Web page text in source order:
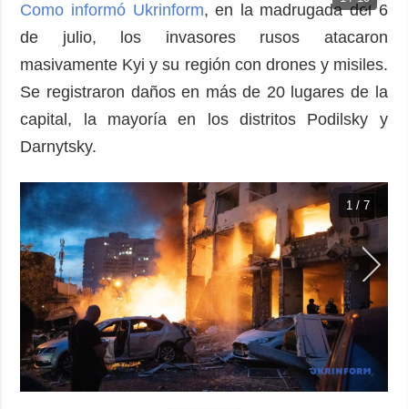
Como informó Ukrinform, en la madrugada del 6
de julio, los invasores rusos atacaron
masivamente Kyi y su región con drones y misiles.
Se registraron daños en más de 20 lugares de la
capital, la mayoría en los distritos Podilsky y
Darnytsky.
1 / 7